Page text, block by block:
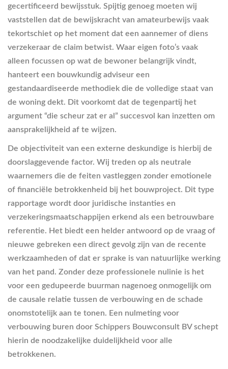
gecertificeerd bewijsstuk. Spijtig genoeg moeten wij
vaststellen dat de bewijskracht van amateurbewijs vaak
tekortschiet op het moment dat een aannemer of diens
verzekeraar de claim betwist. Waar eigen foto’s vaak
alleen focussen op wat de bewoner belangrijk vindt,
hanteert een bouwkundig adviseur een
gestandaardiseerde methodiek die de volledige staat van
de woning dekt. Dit voorkomt dat de tegenpartij het
argument “die scheur zat er al” succesvol kan inzetten om
aansprakelijkheid af te wijzen.
De objectiviteit van een externe deskundige is hierbij de
doorslaggevende factor. Wij treden op als neutrale
waarnemers die de feiten vastleggen zonder emotionele
of financiële betrokkenheid bij het bouwproject. Dit type
rapportage wordt door juridische instanties en
verzekeringsmaatschappijen erkend als een betrouwbare
referentie. Het biedt een helder antwoord op de vraag of
nieuwe gebreken een direct gevolg zijn van de recente
werkzaamheden of dat er sprake is van natuurlijke werking
van het pand. Zonder deze professionele nulinie is het
voor een gedupeerde buurman nagenoeg onmogelijk om
de causale relatie tussen de verbouwing en de schade
onomstotelijk aan te tonen. Een nulmeting voor
verbouwing buren door Schippers Bouwconsult BV schept
hierin de noodzakelijke duidelijkheid voor alle
betrokkenen.